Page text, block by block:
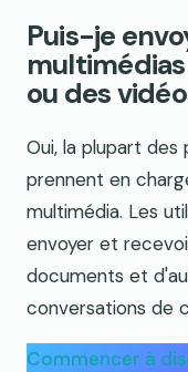
Puis-je
ou des
Oui, la plupart
prennent en
multimédia. Les
envoyer et
documents et
conversations de
Commencer à